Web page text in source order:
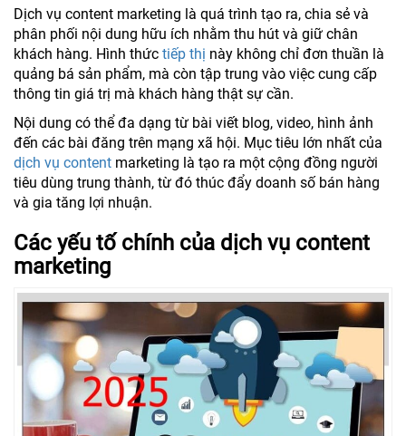
Dịch vụ content marketing là quá trình tạo ra, chia sẻ và
phân phối nội dung hữu ích nhằm thu hút và giữ chân
khách hàng. Hình thức tiếp thị này không chỉ đơn thuần là
quảng bá sản phẩm, mà còn tập trung vào việc cung cấp
thông tin giá trị mà khách hàng thật sự cần.
Nội dung có thể đa dạng từ bài viết blog, video, hình ảnh
đến các bài đăng trên mạng xã hội. Mục tiêu lớn nhất của
dịch vụ content marketing là tạo ra một cộng đồng người
tiêu dùng trung thành, từ đó thúc đẩy doanh số bán hàng
và gia tăng lợi nhuận.
Các yếu tố chính của dịch vụ content
marketing